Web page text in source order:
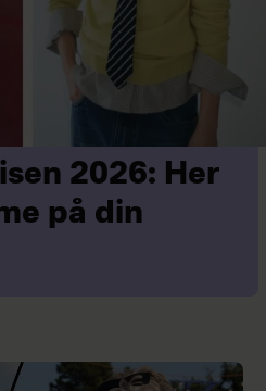
2026: Her
på din